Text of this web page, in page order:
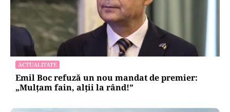
ACTUALITATE
Emil Boc refuză un nou mandat de premier:
„Mulțam fain, alții la rând!”